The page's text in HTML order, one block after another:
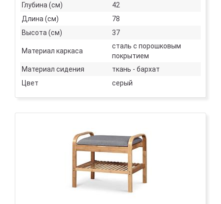
Глубина (см)
42
Длина (см)
78
Высота (см)
37
Материал каркаса
сталь с порошковым
покрытием
Материал сидения
ткань - бархат
Цвет
серый